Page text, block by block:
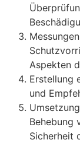
Aspekten
Erstellung
und
Behebung
Sicherheit